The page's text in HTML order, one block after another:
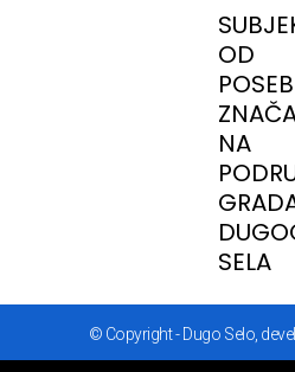
OD
NA
SELA
© Copyright - Dugo Selo,